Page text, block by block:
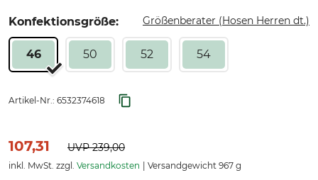
Konfektionsgröße: Größenberater (Hosen Herren dt.)
46 50 52 54
Artikel-Nr.: 6532374618
107,31 UVP239,00
inkl. MwSt. zzgl. Versandkosten Versandgewicht 967 g